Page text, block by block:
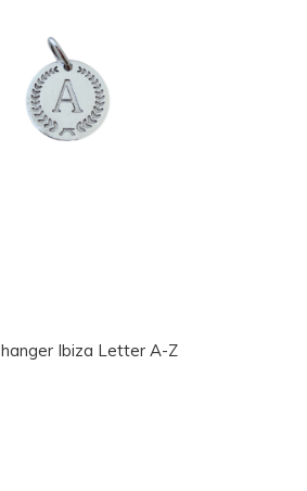
Ibiza Letter A-Z